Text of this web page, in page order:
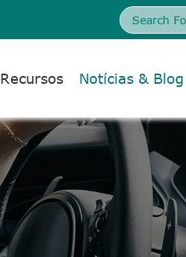
Recursos Notícias & Blog